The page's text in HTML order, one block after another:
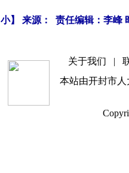
小】 来源： 责任编辑：李峰
关于我们 |
本站由开封市